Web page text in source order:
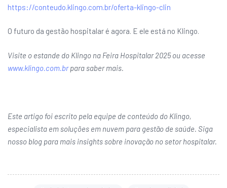
https://conteudo.klingo.com.br/oferta-klingo-clin
O futuro da gestão hospitalar é agora. E ele está no Klingo.
Visite o estande do Klingo na Feira Hospitalar 2025 ou acesse
www.klingo.com.brpara saber mais.
Este artigo foi escrito pela equipe de conteúdo do Klingo,
especialista em soluções em nuvem para gestão de saúde. Siga
nosso blog para mais insights sobre inovação no setor hospitalar.